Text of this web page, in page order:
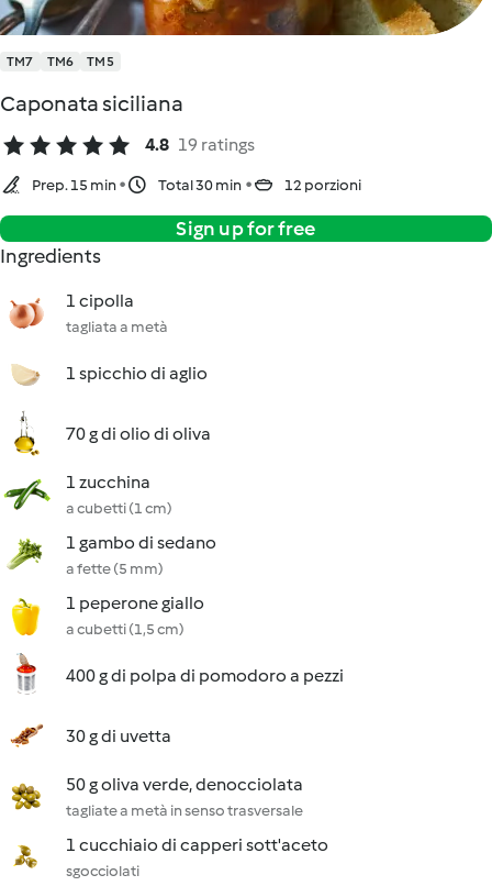
TM7 TM6 TM5
Caponata siciliana
4.8 19 ratings
Prep. 15 min Total 30 min 12 porzioni
Sign up for free
Ingredients
1 cipolla
tagliata a metà
1 spicchio di aglio
70 g di olio di oliva
1 zucchina
a cubetti (1 cm)
1 gambo di sedano
a fette (5 mm)
1 peperone giallo
a cubetti (1,5 cm)
400 g di polpa di pomodoro a pezzi
30 g di uvetta
50 g oliva verde, denocciolata
tagliate a metà in senso trasversale
1 cucchiaio di capperi sott'aceto
sgocciolati